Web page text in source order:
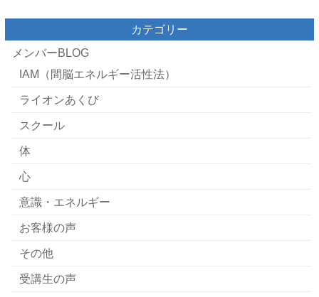
カテゴリー
メンバーBLOG
IAM（間脳エネルギー活性法）
ライオンあくび
スクール
体
心
意識・エネルギー
お客様の声
その他
受講生の声